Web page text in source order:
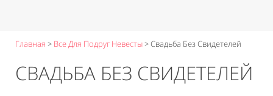
Главная > Все Для Подруг Невесты>Свадьба Без Свидетелей
СВАДЬБА БЕЗ СВИДЕТЕЛЕЙ